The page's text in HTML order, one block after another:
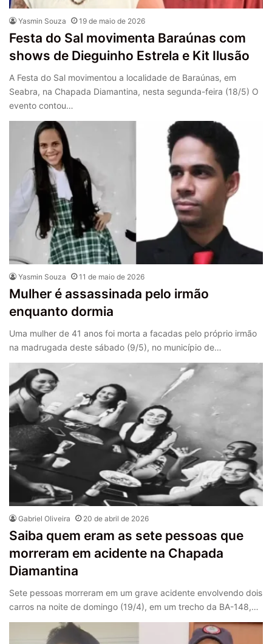
Yasmin Souza 19 de maio de 2026
Festa do Sal movimenta Baraúnas com
shows de Dieguinho Estrela e Kit Ilusão
A Festa do Sal movimentou a localidade de Baraúnas, em
Seabra, na Chapada Diamantina, nesta segunda-feira (18/5) O
evento contou…
Yasmin Souza 11 de maio de 2026
Mulher é assassinada pelo irmão
enquanto dormia
Uma mulher de 41 anos foi morta a facadas pelo próprio irmão
na madrugada deste sábado (9/5), no município de…
Gabriel Oliveira 20 de abril de 2026
Saiba quem eram as sete pessoas que
morreram em acidente na Chapada
Diamantina
Sete pessoas morreram em um grave acidente envolvendo dois
carros na noite de domingo (19/4), em um trecho da BA-148,…